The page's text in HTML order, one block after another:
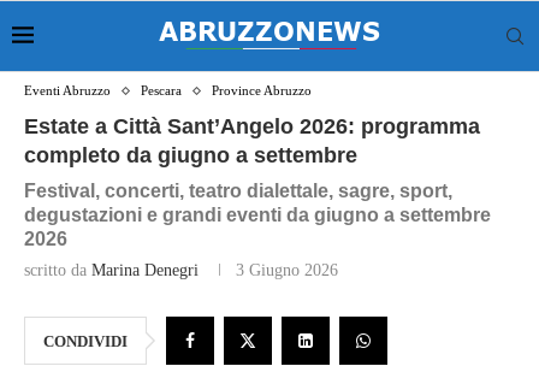
Eventi Abruzzo Pescara Province Abruzzo
Estate a Città Sant’Angelo 2026: programma
completo da giugno a settembre
Festival, concerti, teatro dialettale, sagre, sport,
degustazioni e grandi eventi da giugno a settembre
2026
scritto da Marina Denegri 3 Giugno 2026
CONDIVIDI